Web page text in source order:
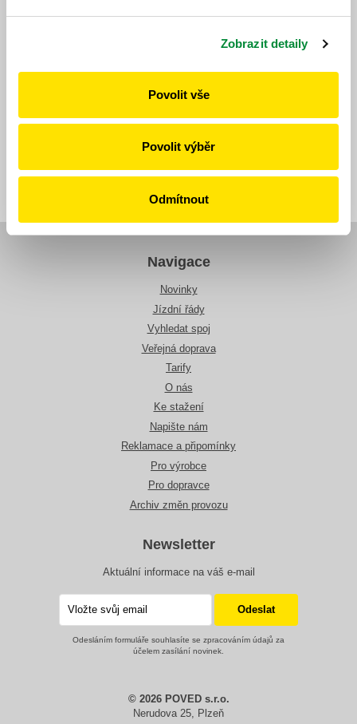
Zobrazit detaily
Povolit vše
Povolit výběr
Odmítnout
https://www.idpk.cz/jizdni-rady-a-spoje/zmeny-provozu/?
Publikováno dne: 7. 5. 2026
Navigace
Novinky
Jízdní řády
Vyhledat spoj
Veřejná doprava
Tarify
O nás
Ke stažení
Napište nám
Reklamace a připomínky
Pro výrobce
Pro dopravce
Archiv změn provozu
Newsletter
Aktuální informace na váš e-mail
Odesláním formuláře souhlasíte se zpracováním údajů za
účelem zasílání novinek.
© 2026 POVED s.r.o.
Nerudova 25, Plzeň